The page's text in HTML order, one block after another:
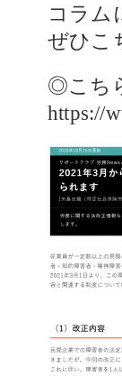
コラム
ぜひこ
◎こち
https://